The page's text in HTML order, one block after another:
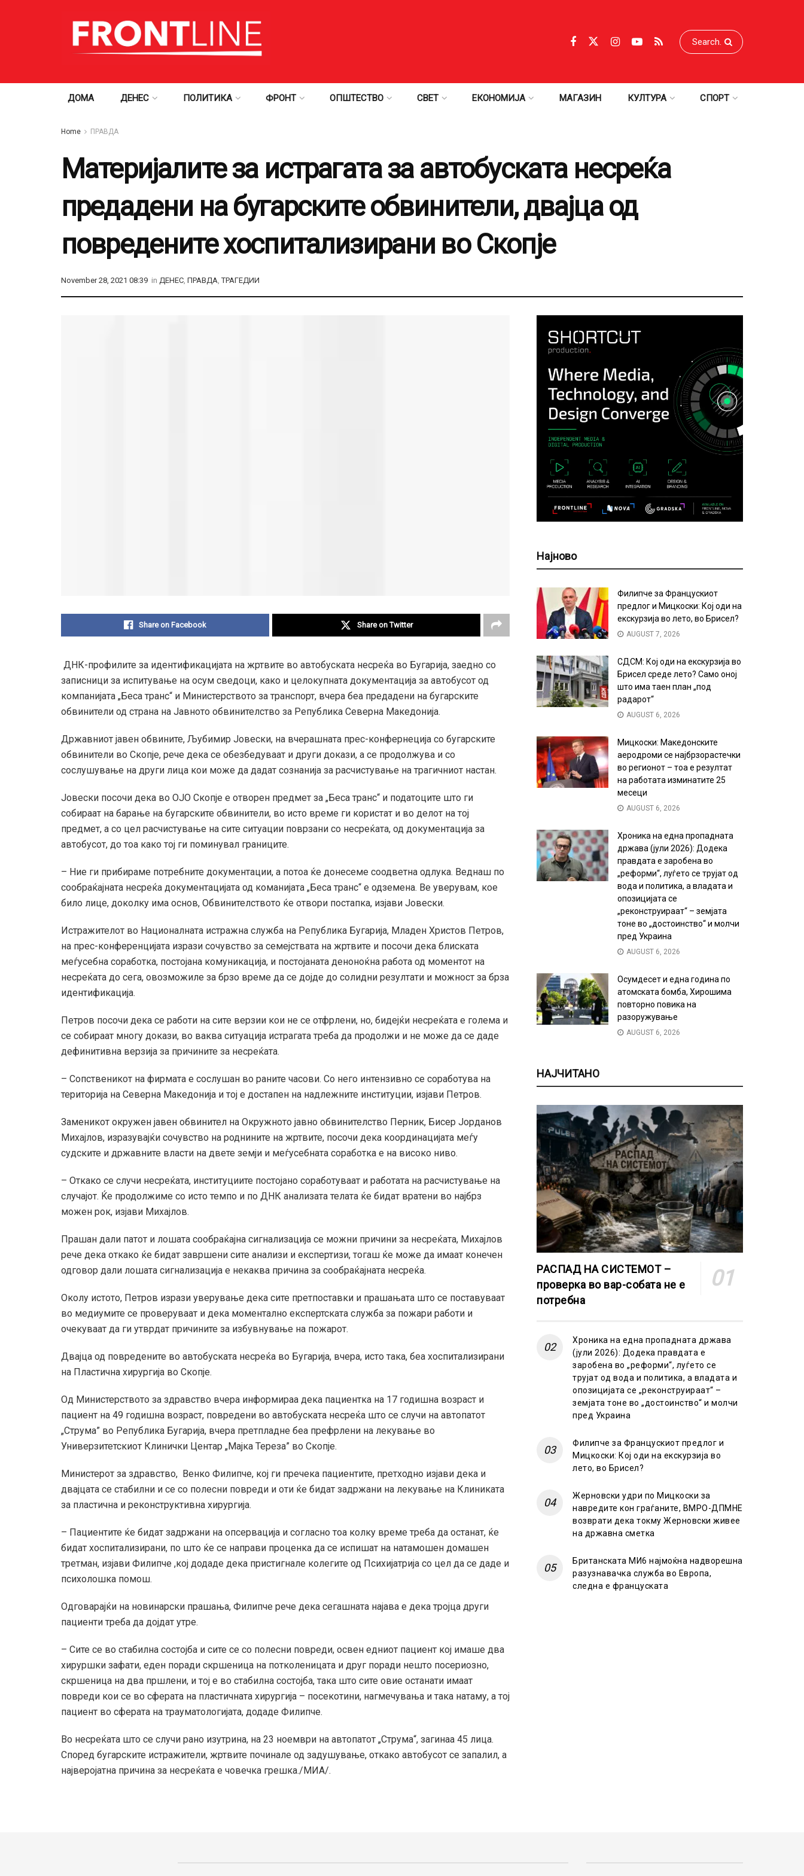
ДОМА ДЕНЕС ПОЛИТИКА ФРОНТ ОПШТЕСТВО СВЕТ ЕКОНОМИЈА МАГАЗИН КУЛТУРА СПОРТ
Home ПРАВДА
Материјалите за истрагата за автобуската несреќа
предадени на бугарските обвинители, двајца од
повредените хоспитализирани во Скопје
November 28, 2021 08:39 in ДЕНЕС, ПРАВДА,ТРАГЕДИИ
Share on Facebook Share on Twitter
ДНК-профилите за идентификацијата на жртвите во автобуската несреќа во Бугарија, заедно со
записници за испитување на осум сведоци, како и целокупната документација за автобусот од
компанијата „Беса транс“ и Министерството за транспорт, вчера беа предадени на бугарските
обвинители од страна на Јавното обвинителство за Република Северна Македонија.
Државниот јавен обвините, Љубимир Јовески, на вчерашната прес-конфернеција со бугарските
обвинители во Скопје, рече дека се обезбедуваат и други докази, а се продолжува и со
сослушување на други лица кои може да дадат сознанија за расчистување на трагичниот настан.
Јовески посочи дека во ОЈО Скопје е отворен предмет за „Беса транс“ и податоците што ги
собираат на барање на бугарските обвинители, во исто време ги користат и во делот на тој
предмет, а со цел расчистување на сите ситуации поврзани со несреќата, од документација за
автобусот, до тоа како тој ги поминувал границите.
– Ние ги прибираме потребните документации, а потоа ќе донесеме соодветна одлука. Веднаш по
сообраќајната несреќа документацијата од команијата „Беса транс“ е одземена. Ве уверувам, кое
било лице, доколку има основ, Обвинителството ќе отвори постапка, изјави Јовески.
Истражителот во Националната истражна служба на Република Бугарија, Младен Христов Петров,
на прес-конференцијата изрази сочувство за семејствата на жртвите и посочи дека блиската
меѓусебна соработка, постојана комуникација, и постојаната деноноќна работа од моментот на
несреќата до сега, овозможиле за брзо време да се дојде до солидни резултати и можност за брза
идентификација.
Петров посочи дека се работи на сите верзии кои не се отфрлени, но, бидејќи несреќата е голема и
се собираат многу докази, во ваква ситуација истрагата треба да продолжи и не може да се даде
дефинитивна верзија за причините за несреќата.
– Сопственикот на фирмата е сослушан во раните часови. Со него интензивно се соработува на
територија на Северна Македонија и тој е достапен на надлежните институции, изјави Петров.
Заменикот окружен јавен обвинител на Окружното јавно обвинителство Перник, Бисер Јорданов
Михајлов, изразувајќи сочувство на роднините на жртвите, посочи дека координацијата меѓу
судските и државните власти на двете земји и меѓусебната соработка е на високо ниво.
– Откако се случи несреќата, институциите постојано соработуваат и работата на расчистување на
случајот. Ќе продолжиме со исто темпо и по ДНК анализата телата ќе бидат вратени во најбрз
можен рок, изјави Михајлов.
Прашан дали патот и лошата сообраќајна сигнализација се можни причини за несреќата, Михајлов
рече дека откако ќе бидат завршени сите анализи и експертизи, тогаш ќе може да имаат конечен
одговор дали лошата сигнализација е некаква причина за сообраќајната несреќа.
Околу истото, Петров изрази уверување дека сите претпоставки и прашањата што се поставуваат
во медиумите се проверуваат и дека моментално експертската служба за пожари работи и
очекуваат да ги утврдат причините за избувнување на пожарот.
Двајца од повредените во автобуската несреќа во Бугарија, вчера, исто така, беа хоспитализирани
на Пластична хирургија во Скопје.
Од Министерството за здравство вчера информираа дека пациентка на 17 годишна возраст и
пациент на 49 годишна возраст, повредени во автобуската несреќа што се случи на автопатот
„Струма” во Република Бугарија, вчера претпладне беа префрлени на лекување во
Универзитетскиот Клинички Центар „Мајка Тереза” во Скопје.
Министерот за здравство, Венко Филипче, кој ги пречека пациентите, претходно изјави дека и
двајцата се стабилни и се со полесни повреди и оти ќе бидат задржани на лекување на Клиниката
за пластична и реконструктивна хирургија.
– Пациентите ќе бидат задржани на опсервација и согласно тоа колку време треба да останат, ќе
бидат хоспитализирани, по што ќе се направи проценка да се испишат на натамошен домашен
третман, изјави Филипче ,кој додаде дека пристигнале колегите од Психијатрија со цел да се даде и
психолошка помош.
Одговарајќи на новинарски прашања, Филипче рече дека сегашната најава е дека тројца други
пациенти треба да дојдат утре.
– Сите се во стабилна состојба и сите се со полесни повреди, освен едниот пациент кој имаше два
хируршки зафати, еден поради скршеница на потколеницата и друг поради нешто посериозно,
скршеница на два пршлени, и тој е во стабилна состојба, така што сите овие останати имаат
повреди кои се во сферата на пластичната хирургија – посекотини, нагмечувања и така натаму, а тој
пациент во сферата на трауматологијата, додаде Филипче.
Во несреќата што се случи рано изутрина, на 23 ноември на автопатот „Струма“, загинаа 45 лица.
Според бугарските истражители, жртвите починале од задушување, откако автобусот се запалил, а
најверојатна причина за несреќата е човечка грешка./МИА/.
Најново
Филипче за Францускиот
предлог и Мицкоски: Кој оди на
екскурзија во лето, во Брисел?
AUGUST 7, 2026
СДСМ: Кој оди на екскурзија во
Брисел среде лето? Само оној
што има таен план „под
радарот“
AUGUST 6, 2026
Мицкоски: Македонските
аеродроми се најбрзорастечки
во регионот – тоа е резултат
на работата изминатите 25
месеци
AUGUST 6, 2026
Хроника на една пропадната
држава (јули 2026): Додека
правдата е заробена во
„реформи“, луѓето се трујат од
вода и политика, а владата и
опозицијата се
„реконструираат“ – земјата
тоне во „достоинство“ и молчи
пред Украина
AUGUST 6, 2026
Осумдесет и една година по
атомската бомба, Хирошима
повторно повика на
разоружување
AUGUST 6, 2026
НАЈЧИТАНО
РАСПАД НА СИСТЕМОТ –
проверка во вар-собата не е
потребна
Хроника на една пропадната држава
(јули 2026): Додека правдата е
заробена во „реформи“, луѓето се
трујат од вода и политика, а владата и
опозицијата се „реконструираат“ –
земјата тоне во „достоинство“ и молчи
пред Украина
Филипче за Францускиот предлог и
Мицкоски: Кој оди на екскурзија во
лето, во Брисел?
Жерновски удри по Мицкоски за
навредите кон граѓаните, ВМРО-ДПМНЕ
возврати дека токму Жерновски живее
на државна сметка
Британската МИ6 најмоќна надворешна
разузнавачка служба во Европа,
следна е француската